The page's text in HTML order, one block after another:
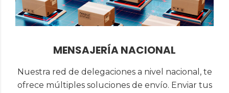
MENSAJERÍA NACIONAL
Nuestra red de delegaciones a nivel nacional, te
ofrece múltiples soluciones de envío. Enviar tus